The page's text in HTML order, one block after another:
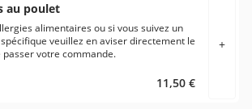
au poulet
alimentaires ou si vous suivez un
veuillez en aviser directement le
votre commande.
11,50 €
+